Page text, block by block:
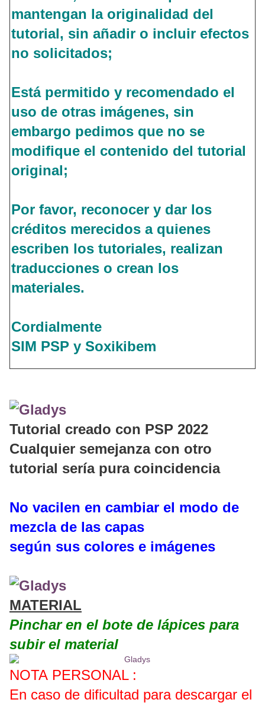
mantengan la originalidad del
tutorial, sin añadir o incluir efectos
no solicitados;
Está permitido y recomendado el
uso de otras imágenes, sin
embargo pedimos que no se
modifique el contenido del tutorial
original;
Por favor, reconocer y dar los
créditos merecidos a quienes
escriben los tutoriales, realizan
traducciones o crean los
materiales.
Cordialmente
SIM PSP y Soxikibem
Tutorial creado con PSP 2022
Cualquier semejanza con otro
tutorial sería pura coincidencia
No vacilen en cambiar el modo de
mezcla de las capas
según sus colores e imágenes
MATERIAL
Pinchar en el bote de lápices para
subir el material
NOTA PERSONAL :
En caso de dificultad para descargar el